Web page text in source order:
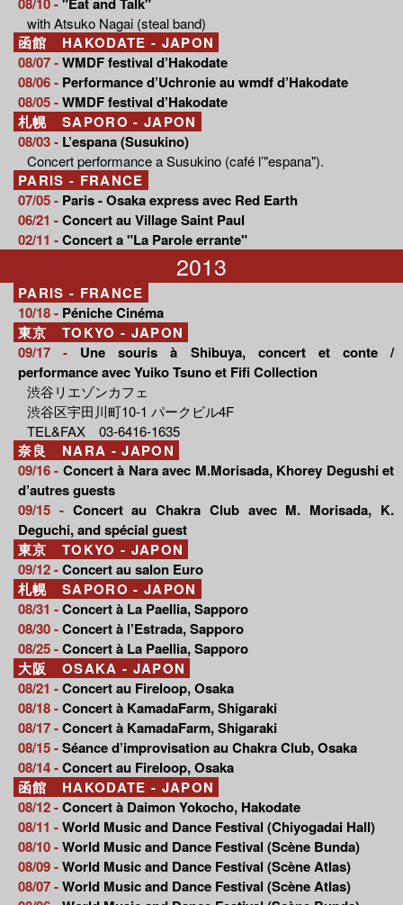
with Atsuko Nagai (steal band)
函館 HAKODATE - JAPON
08/07 -WMDF festival d’Hakodate
08/06 - Performance d’Uchronie au wmdf d’Hakodate
08/05 -WMDF festival d’Hakodate
札幌 SAPORO - JAPON
08/03 - L’espana (Susukino)
Concert performance a Susukino (café l’"espana").
PARIS - FRANCE
07/05 - Paris - Osaka express avec Red Earth
06/21 -Concert au Village Saint Paul
02/11 -Concert a "La Parole errante"
2013
PARIS - FRANCE
10/18 - Péniche Cinéma
東京 TOKYO - JAPON
09/17 - Une souris à Shibuya, concert et conte /
performance avec Yuiko Tsuno et Fifi Collection
渋谷リエゾンカフェ
渋谷区宇田川町10-1 パークビル4F
TEL&FAX 03-6416-1635
奈良 NARA - JAPON
09/16 - Concert à Nara avec M.Morisada, Khorey Degushi et
d’autres guests
09/15 - Concert au Chakra Club avec M. Morisada, K.
Deguchi, and spécial guest
東京 TOKYO - JAPON
09/12 -Concert au salon Euro
札幌 SAPORO - JAPON
08/31 -Concert à La Paellia, Sapporo
08/30 -Concert à l’Estrada, Sapporo
08/25 -Concert à La Paellia, Sapporo
大阪 OSAKA - JAPON
08/21 -Concert au Fireloop, Osaka
08/18 -Concert à KamadaFarm, Shigaraki
08/17 -Concert à KamadaFarm, Shigaraki
08/15 -Séance d’improvisation au Chakra Club, Osaka
08/14 -Concert au Fireloop, Osaka
函館 HAKODATE - JAPON
08/12 -Concert à Daimon Yokocho, Hakodate
08/11 -World Music and Dance Festival (Chiyogadai Hall)
08/10 -World Music and Dance Festival (Scène Bunda)
08/09 -World Music and Dance Festival (Scène Atlas)
08/07 -World Music and Dance Festival (Scène Atlas)